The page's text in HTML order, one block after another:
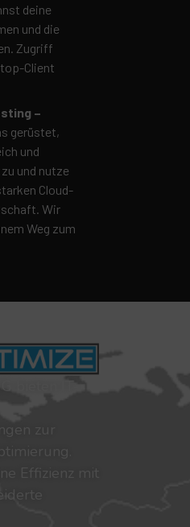
deine
und die
Zugriff
Client
–
gerüstet,
und
und nutze
Cloud-
Wir
Weg zum
bieten IT-
zur
Effizienz mit